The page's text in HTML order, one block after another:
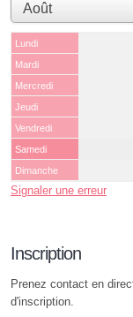
Lundi
Mardi
Mercredi
Jeudi
Vendredi
Samedi
Dimanche
Signaler une erreur
Inscription
Prenez contact en
d'inscription.